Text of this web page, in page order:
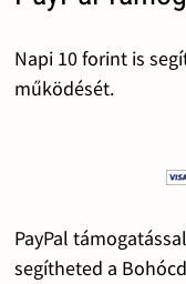
Napi 10 forint is
működését.
PayPal
segítheted a